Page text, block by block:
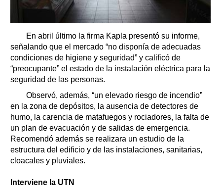
En abril último la firma Kapla presentó su informe,
señalando que el mercado “no disponía de adecuadas
condiciones de higiene y seguridad” y calificó de
“preocupante” el estado de la instalación eléctrica para la
seguridad de las personas.
Observó, además, “un elevado riesgo de incendio”
en la zona de depósitos, la ausencia de detectores de
humo, la carencia de matafuegos y rociadores, la falta de
un plan de evacuación y de salidas de emergencia.
Recomendó además se realizara un estudio de la
estructura del edificio y de las instalaciones, sanitarias,
cloacales y pluviales.
Interviene la UTN